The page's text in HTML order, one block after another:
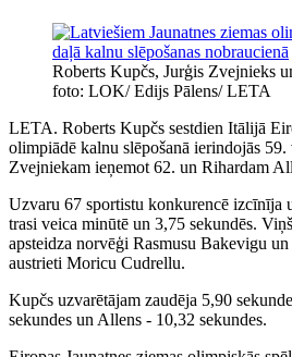
Roberts Kupčs, Jurģis Zvejnieks
foto: LOK/ Edijs Pālens/ LETA
LETA. Roberts Kupčs sestdien Itālijā
olimpiādē kalnu slēpošanā ierindojās
Zvejniekam ieņemot 62. un Rihardam
Uzvaru 67 sportistu konkurencē izcīnīja
trasi veica minūtē un 3,75 sekundēs.
apsteidza norvēģi Rasmusu Bakevigu
austrieti Moricu Cudrellu.
Kupčs uzvarētājam zaudēja 5,90
sekundes un Allens - 10,32 sekundes.